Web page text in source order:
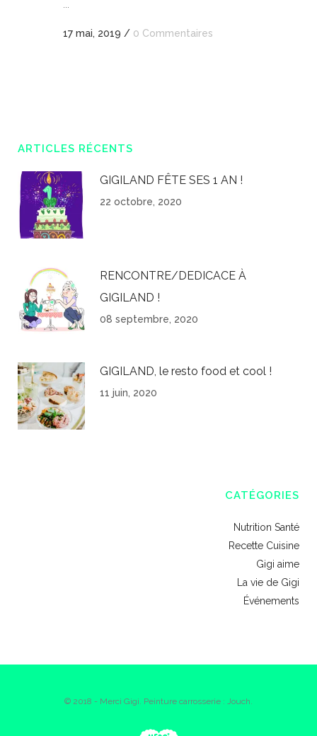
17 mai, 2019 / 0 Commentaires
ARTICLES RÉCENTS
GIGILAND FÊTE SES 1 AN !
22 octobre, 2020
RENCONTRE/DEDICACE À
GIGILAND !
08 septembre, 2020
GIGILAND, le resto food et cool !
11 juin, 2020
CATÉGORIES
Nutrition Santé
Recette Cuisine
Gigi aime
La vie de Gigi
Événements
© 2018 - Merci Gigi. Peinture carrosserie : Jouch.